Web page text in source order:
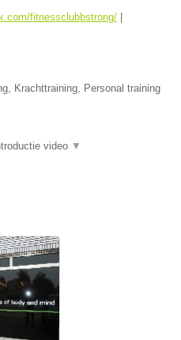
fitnessclubbstrong/
Krachttraining, Personal training
video ▼